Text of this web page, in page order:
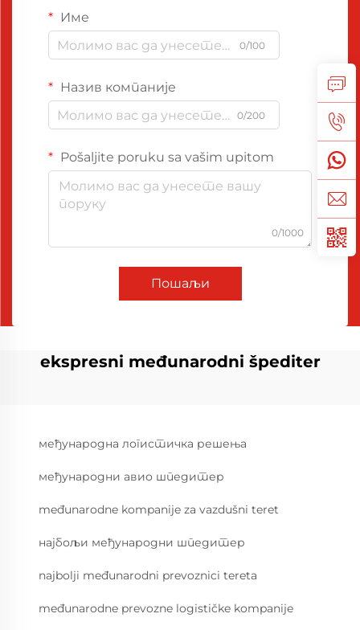
Име
0/100
Назив компаније
0/200
Pošaljite poruku sa vašim upitom
0/1000
Пошаљи
ekspresni međunarodni špediter
међународна логистичка решења
међународни авио шпедитер
međunarodne kompanije za vazdušni teret
најбољи међународни шпедитер
najbolji međunarodni prevoznici tereta
međunarodne prevozne logističke kompanije